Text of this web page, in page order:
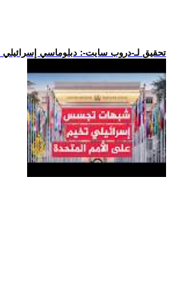
.. تحقيق لـ-دروب سايت-: دبلوماسي إسرائيلي